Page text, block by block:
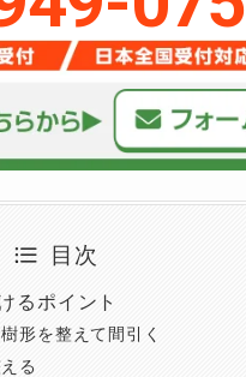
目次
るポイント
形を整えて間引く
る